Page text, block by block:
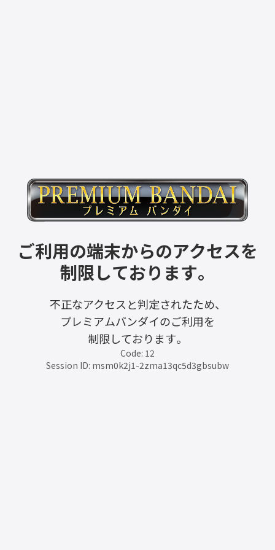
ご利用の端末からのアクセスを
制限しております。
不正なアクセスと判定されたため、
プレミアムバンダイのご利用を
制限しております。
Code: 12
Session ID: msm0k2j1-2zma13qc5d3gbsubw